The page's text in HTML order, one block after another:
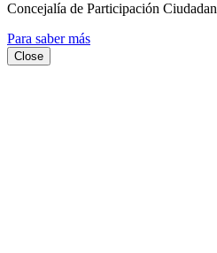
Concejalía de Participación
Para saber más
Close